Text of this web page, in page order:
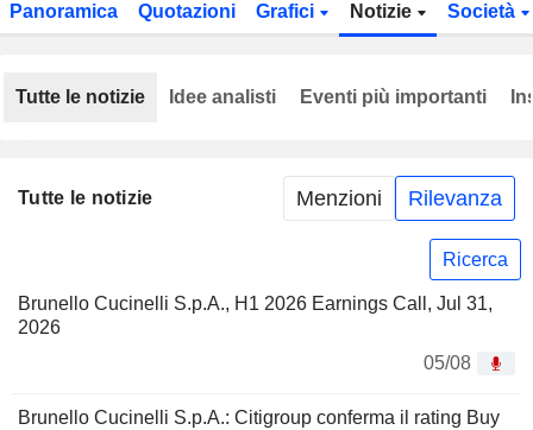
Panoramica Quotazioni Grafici Notizie Società
Tutte le notizie Menzioni Rilevanza
Ricerca
Brunello Cucinelli S.p.A., H1 2026 Earnings Call, Jul 31,
2026
05/08
Brunello Cucinelli S.p.A.: Citigroup conferma il rating Buy
Tutte le notizie Idee analisti Eventi più importanti